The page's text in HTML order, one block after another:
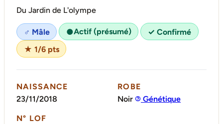
Du Jardin de L'olympe
♂ Mâle ●Actif (présumé)
✓ Confirmé
★ 1/6 pts
NAISSANCE
23/11/2018
ROBE
Noir
Génétique
N° LOF